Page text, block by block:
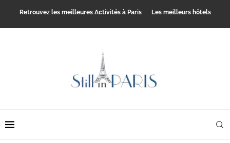
Retrouvez les meilleures Activités à Paris Les meilleurs hôtels